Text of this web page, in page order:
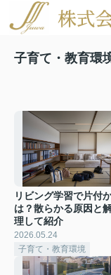
子育て・教育環
リビング学習で片付
は？散らかる原因と
理して紹介
2026.05.24
子育て・教育環境